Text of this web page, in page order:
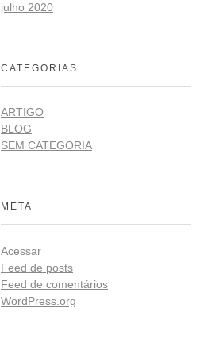
julho 2020
CATEGORIAS
ARTIGO
BLOG
SEM CATEGORIA
META
Acessar
Feed de posts
Feed de comentários
WordPress.org